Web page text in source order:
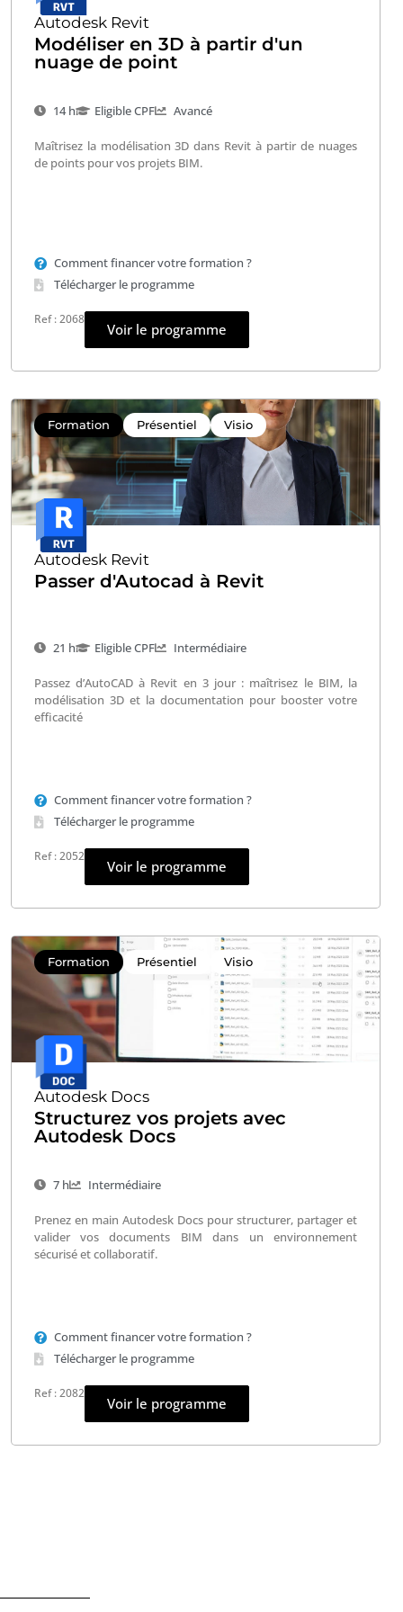
Autodesk Revit
Modéliser en 3D à partir d'un
nuage de point
14 h Eligible CPF Avancé
Maîtrisez la modélisation 3D dans Revit à partir de nuages
de points pour vos projets BIM.
Comment financer votre formation ?
Télécharger le programme
Ref : 2068
Voir le programme
Formation Présentiel Visio
Autodesk Revit
Passer d'Autocad à Revit
21 h Eligible CPF Intermédiaire
Passez d’AutoCAD à Revit en 3 jour : maîtrisez le BIM, la
modélisation 3D et la documentation pour booster votre
efficacité
Comment financer votre formation ?
Télécharger le programme
Ref : 2052
Voir le programme
Formation Présentiel Visio
Autodesk Docs
Structurez vos projets avec
Autodesk Docs
7 h Intermédiaire
Prenez en main Autodesk Docs pour structurer, partager et
valider vos documents BIM dans un environnement
sécurisé et collaboratif.
Comment financer votre formation ?
Télécharger le programme
Ref : 2082
Voir le programme